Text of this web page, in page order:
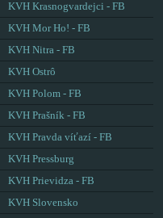
KVH Krasnogvardejci - FB
KVH Mor Ho! - FB
KVH Nitra - FB
KVH Ostrô
KVH Polom - FB
KVH Prašník - FB
KVH Pravda víťazí - FB
KVH Pressburg
KVH Prievidza - FB
KVH Slovensko